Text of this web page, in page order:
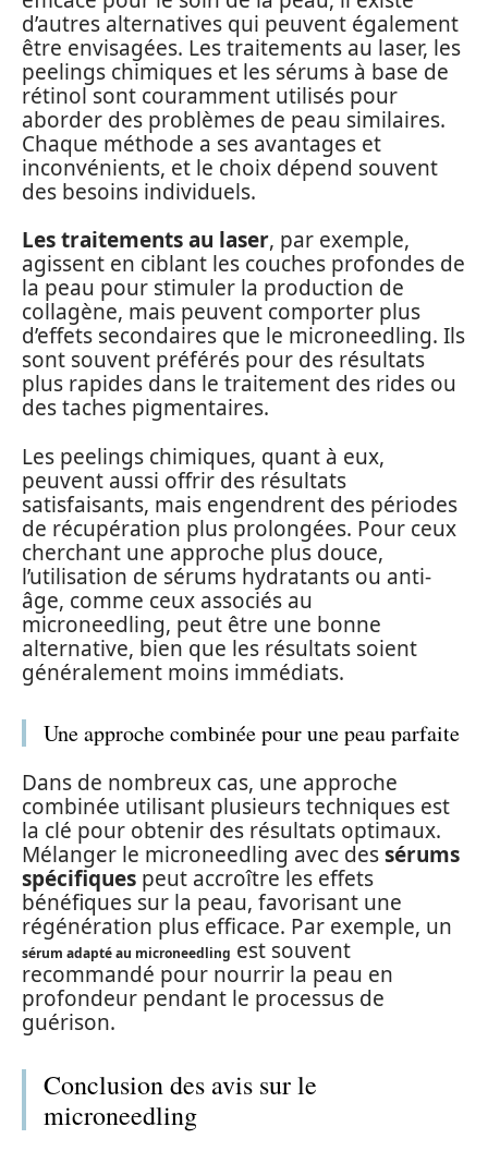
d’autres alternatives qui peuvent également
être envisagées. Les traitements au laser, les
peelings chimiques et les sérums à base de
rétinol sont couramment utilisés pour
aborder des problèmes de peau similaires.
Chaque méthode a ses avantages et
inconvénients, et le choix dépend souvent
des besoins individuels.
Les traitements au laser, par exemple,
agissent en ciblant les couches profondes de
la peau pour stimuler la production de
collagène, mais peuvent comporter plus
d’effets secondaires que le microneedling. Ils
sont souvent préférés pour des résultats
plus rapides dans le traitement des rides ou
des taches pigmentaires.
Les peelings chimiques, quant à eux,
peuvent aussi offrir des résultats
satisfaisants, mais engendrent des périodes
de récupération plus prolongées. Pour ceux
cherchant une approche plus douce,
l’utilisation de sérums hydratants ou anti-
âge, comme ceux associés au
microneedling, peut être une bonne
alternative, bien que les résultats soient
généralement moins immédiats.
Une approche combinée pour une peau parfaite
Dans de nombreux cas, une approche
combinée utilisant plusieurs techniques est
la clé pour obtenir des résultats optimaux.
Mélanger le microneedling avec dessérums
spécifiques peut accroître les effets
bénéfiques sur la peau, favorisant une
régénération plus efficace. Par exemple, un
sérum adapté au microneedling est souvent
recommandé pour nourrir la peau en
profondeur pendant le processus de
guérison.
Conclusion des avis sur le
microneedling